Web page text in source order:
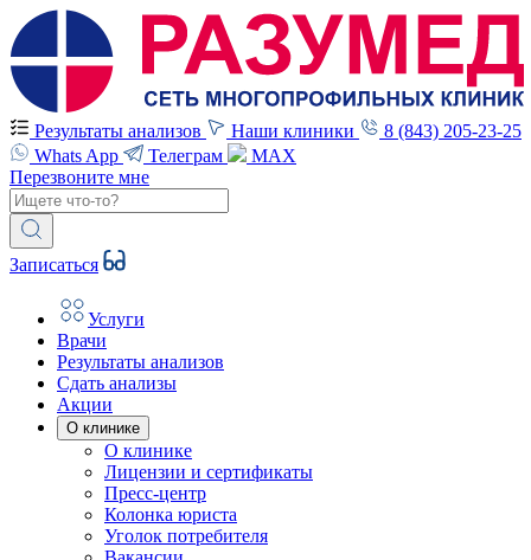
Результаты анализов Наши клиники
8 (843) 205-23-25
Whats App
Телеграм
MAX
Перезвоните мне
Записаться
Услуги
Врачи
Результаты анализов
Сдать анализы
Акции
О клинике
О клинике
Лицензии и сертификаты
Пресс-центр
Колонка юриста
Уголок потребителя